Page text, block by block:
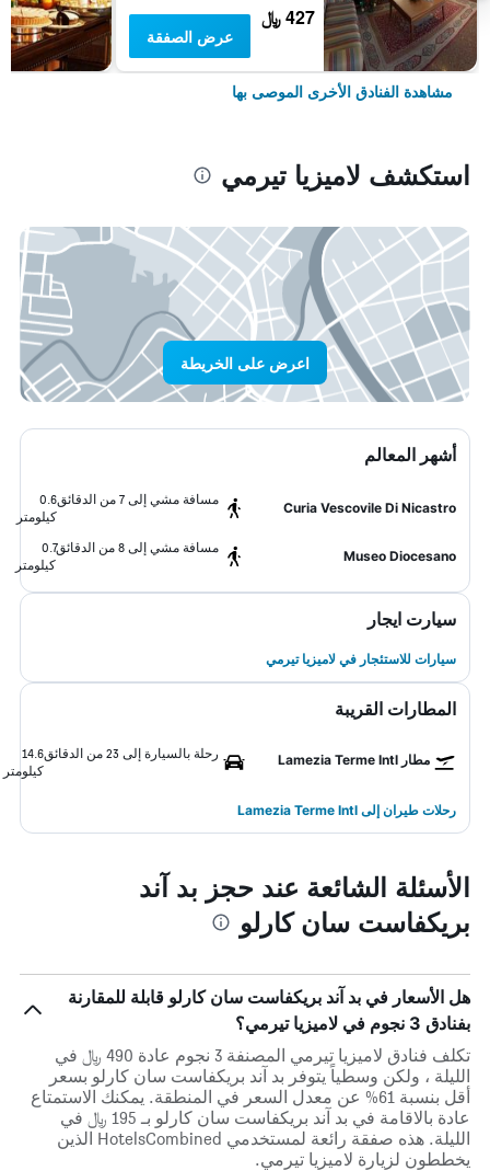
427 ﷼
عرض الصفقة
مشاهدة الفنادق الأخرى الموصى بها
استكشف لاميزيا تيرمي
اعرض على الخريطة
أشهر المعالم
Curia Vescovile Di Nicastro
مسافة مشي إلى 7 من الدقائق
0.6
كيلومتر
Museo Diocesano
مسافة مشي إلى 8 من الدقائق
0.7
كيلومتر
سيارت ايجار
سيارات للاستئجار في لاميزيا تيرمي
المطارات القريبة
مطار Lamezia Terme Intl رحلة بالسيارة إلى 23 من الدقائق
14.6
كيلومتر
رحلات طيران إلى Lamezia Terme Intl
الأسئلة الشائعة عند حجز بد آند
بريكفاست سان كارلو
هل الأسعار في بد آند بريكفاست سان كارلو قابلة للمقارنة
بفنادق 3 نجوم في لاميزيا تيرمي؟
تكلف فنادق لاميزيا تيرمي المصنفة 3 نجوم عادة 490 ﷼ في
الليلة ، ولكن وسطياً يتوفر بد آند بريكفاست سان كارلو بسعر
أقل بنسبة 61% عن معدل السعر في المنطقة. يمكنك الاستمتاع
عادة بالاقامة في بد آند بريكفاست سان كارلو بـ 195 ﷼ في
الليلة. هذه صفقة رائعة لمستخدمي HotelsCombined الذين
يخططون لزيارة لاميزيا تيرمي.